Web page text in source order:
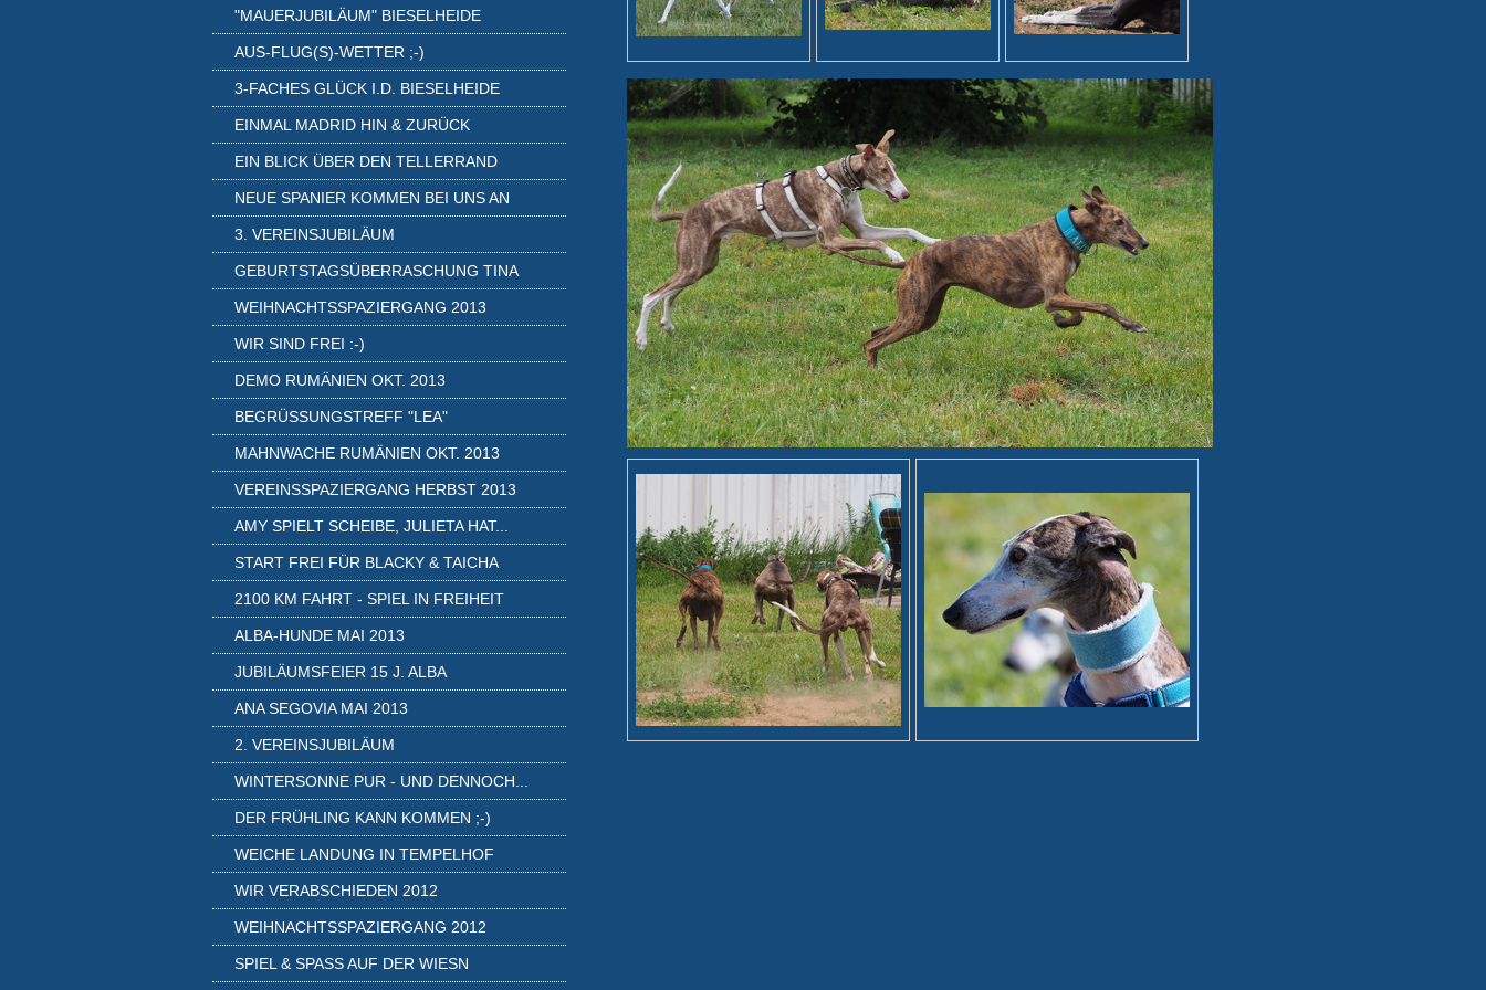
"MAUERJUBILÄUM" BIESELHEIDE
AUS-FLUG(S)-WETTER ;-)
3-FACHES GLÜCK I.D. BIESELHEIDE
EINMAL MADRID HIN & ZURÜCK
EIN BLICK ÜBER DEN TELLERRAND
NEUE SPANIER KOMMEN BEI UNS AN
3. VEREINSJUBILÄUM
GEBURTSTAGSÜBERRASCHUNG TINA
WEIHNACHTSSPAZIERGANG 2013
WIR SIND FREI :-)
DEMO RUMÄNIEN OKT. 2013
BEGRÜSSUNGSTREFF "LEA"
MAHNWACHE RUMÄNIEN OKT. 2013
VEREINSSPAZIERGANG HERBST 2013
AMY SPIELT SCHEIBE, JULIETA HAT...
START FREI FÜR BLACKY & TAICHA
2100 KM FAHRT - SPIEL IN FREIHEIT
ALBA-HUNDE MAI 2013
JUBILÄUMSFEIER 15 J. ALBA
ANA SEGOVIA MAI 2013
2. VEREINSJUBILÄUM
WINTERSONNE PUR - UND DENNOCH...
DER FRÜHLING KANN KOMMEN ;-)
WEICHE LANDUNG IN TEMPELHOF
WIR VERABSCHIEDEN 2012
WEIHNACHTSSPAZIERGANG 2012
SPIEL & SPASS AUF DER WIESN